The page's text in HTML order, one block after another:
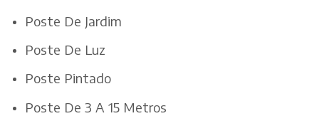
Poste De Jardim
Poste De Luz
Poste Pintado
Poste De 3 A 15 Metros